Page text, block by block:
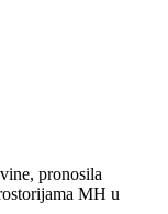
pronosila
MH u